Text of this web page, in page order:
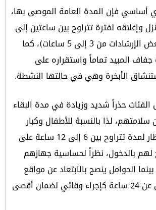
أساسي فإن المدة العامة الموصى بها،
وإغلاقه لفترة تتراوح بين ساعتين إلى
6 ساعات (وفي بعض الإرشادات من 3 إلى 5 ساعات)، كما
المبيد تماماً واستقراره على
الأبخرة وهي في حالتها النشطة.
حذراً شديد وزيادة في مدة البقاء
سلامتهم، لذا بالنسبة للأطفال وكبار
السن يفضل الانتظار لمدة تتراوح بين 6 إلى 12 ساعة على
لهم بالدخول، نظراً لحساسية جهازهم
الحوامل ينصح بالابتعاد عن مواقع
الرش لمدة لا تقل عن 24 ساعة كإجراء وقائي لضمان أقصى